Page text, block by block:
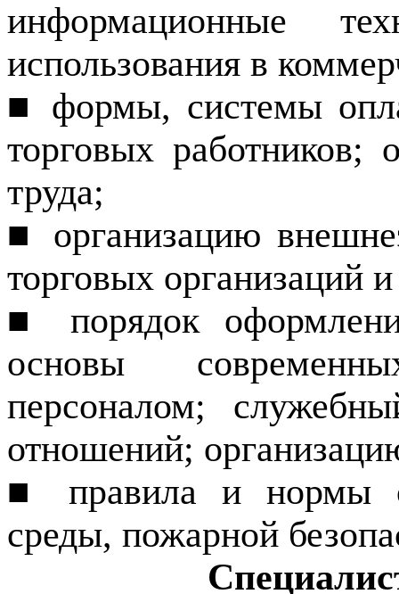
информационные
использования в
■ формы, системы
торговых работников;
труда;
■ организацию
торговых организаций
■ порядок
основы
персоналом;
отношений;
■ правила и нормы
среды, пожарной